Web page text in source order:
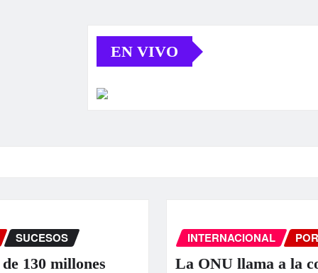
EN VIVO
INTERNACIONAL PORTADA
La ONU llama a la colaboración